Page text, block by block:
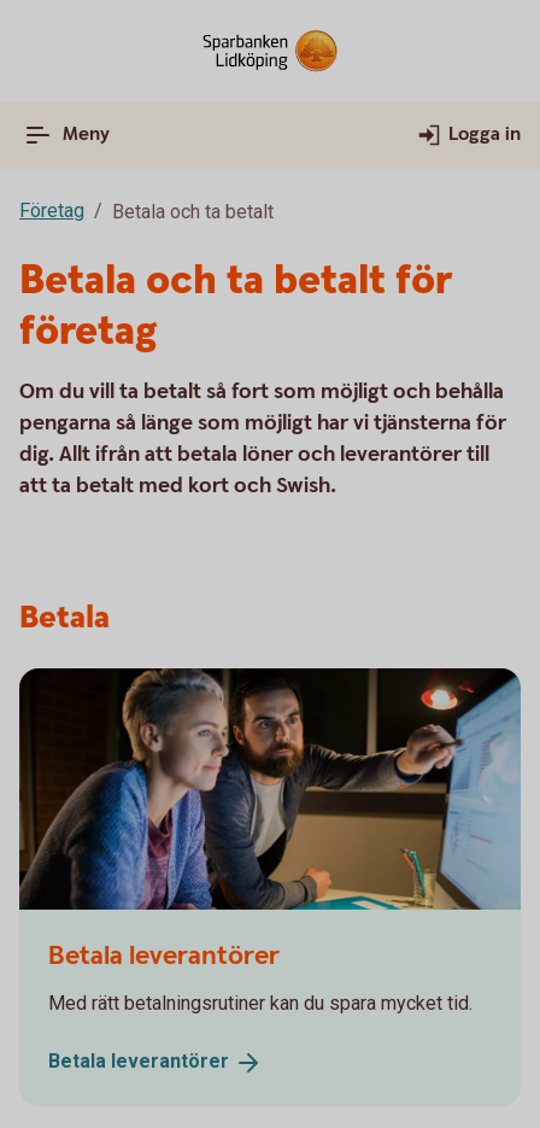
Meny Logga in
Företag Betala och ta betalt
Betala och ta betalt för
företag
Om du vill ta betalt så fort som möjligt och behålla
pengarna så länge som möjligt har vi tjänsterna för
dig. Allt ifrån att betala löner och leverantörer till
att ta betalt med kort och Swish.
Betala
Betala leverantörer
Med rätt betalningsrutiner kan du spara mycket tid.
Betala leverantörer